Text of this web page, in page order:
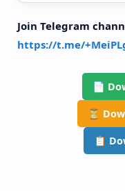
Join Telegram
https://t.me/
📄
⏳
📋